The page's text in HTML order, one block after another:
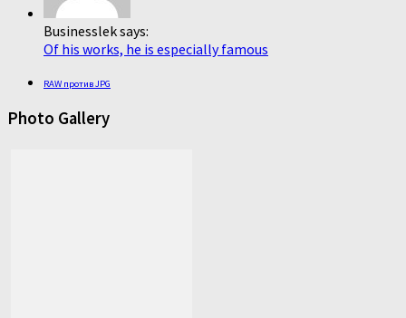
Businesslek says:
Of his works, he is especially famous
RAW против JPG
Photo Gallery